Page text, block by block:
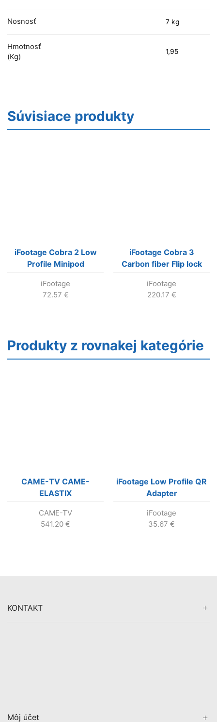
Nosnosť 7 kg
Hmotnosť
(kg)
1,95
Súvisiace produkty
iFootage Cobra 2 Low
Profile Minipod
iFootage
72.57 €
iFootage Cobra 3
Carbon fiber Flip lock
iFootage
220.17 €
Produkty z rovnakej kategórie
CAME-TV CAME-
ELASTIX
CAME-TV
541.20 €
iFootage Low Profile QR
Adapter
iFootage
35.67 €
KONTAKT
Môj účet